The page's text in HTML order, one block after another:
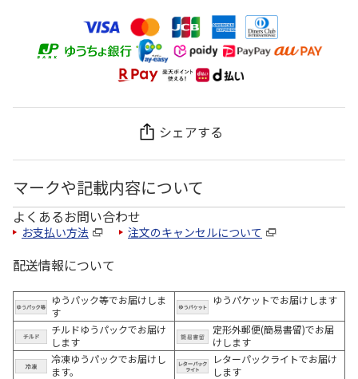
シェアする
マークや記載内容について
よくあるお問い合わせ
お支払い方法 注文のキャンセルについて
配送情報について
ゆうパック等でお届けしま
す
ゆうパケットでお届けします
チルドゆうパックでお届け
します
定形外郵便(簡易書留)でお届
けします
冷凍ゆうパックでお届けし
ます。
レターパックライトでお届け
します